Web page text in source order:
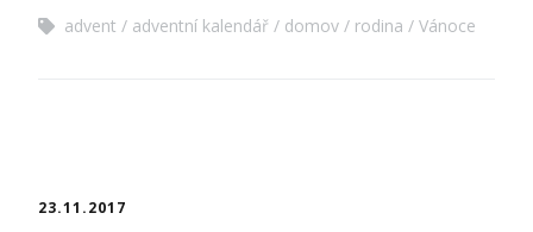
advent
adventní kalendář domov rodina Vánoce
23.11.2017